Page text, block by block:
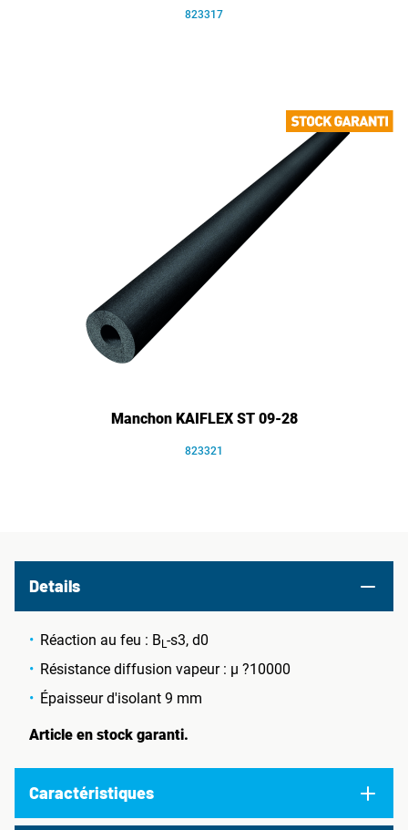
823317
Manchon KAIFLEX ST 09-28
823321
Details
Réaction au feu : B L-s3, d0
Résistance diffusion vapeur : µ ?10000
Épaisseur d'isolant 9 mm
Article en stock garanti.
Caractéristiques